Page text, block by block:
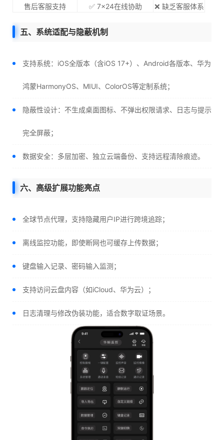
售后客服支持
✅ 7×24在线协助 ❌ 缺乏客服体系
五、系统适配与隐蔽机制
支持系统：iOS全版本（含iOS 17+）、Android各版本、华为
鸿蒙HarmonyOS、MIUI、ColorOS等定制系统；
隐蔽性设计：不生成桌面图标、不弹出权限请求、日志与提示
完全屏蔽；
数据安全：多层加密、独立云端备份、支持远程清除痕迹。
六、高级扩展功能亮点
全球节点代理，支持隐藏用户IP进行跨境追踪；
离线监控功能，即使断网也可缓存上传数据；
键盘输入记录、密码输入监测；
支持访问云盘内容（如iCloud、华为云）；
日志清理与修改伪装功能，适合数字取证场景。